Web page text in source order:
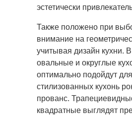
эстетически
Также положено при
внимание на
учитывая дизайн кухни. В
овальные и округлые
оптимально подойдут для
стилизованных кухонь
прованс.
квадратные выглядят